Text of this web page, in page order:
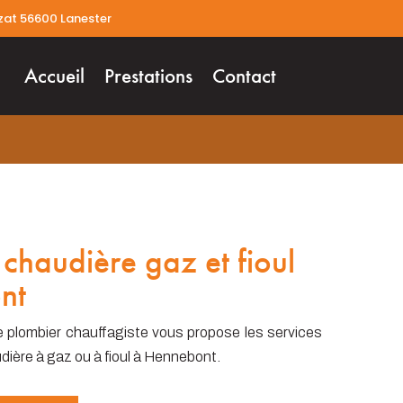
56600 Lanester
Accueil Prestations Contact
gaz et fioul
plombier chauffagiste vous propose les services
à gaz ou à fioul à Hennebont.